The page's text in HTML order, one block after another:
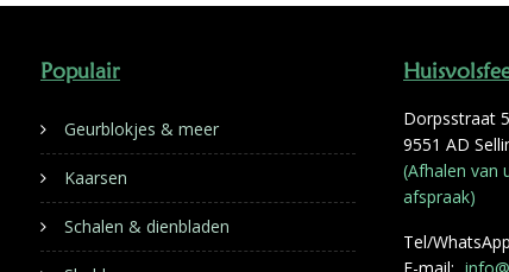
Populair
Geurblokjes & meer
Kaarsen
Schalen & dienbladen
Dorpsstraat
9551 AD
(Afhalen van
afspraak)
Tel/